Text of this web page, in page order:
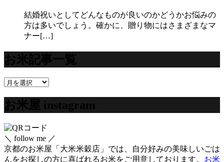
結婚祝いとしてどんなものが良いのかどうかお悩みの
方は多いでしょう。確かに、贈り物にはさまざまなマ
ナー[…]
お米記事一覧
お
記
事
一
覧
お米屋 instagram
＼ follow me ／
京都のお米屋「大米米穀店」では、自分好みの美味しいごは
んをお探しの方に喜ばれるお米をご用意しております。 お米